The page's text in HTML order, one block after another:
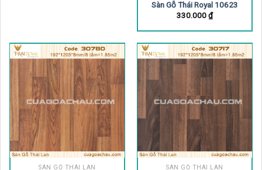
SÀN GỖ THÁI LAN
Sàn Gỗ Thái Royal 30780
240.000
SÀN GỖ THÁI LAN
Sàn Gỗ Thái Royal 30717
240.000
SÀN GỖ THÁI LAN SÀN GỖ THÁI LAN